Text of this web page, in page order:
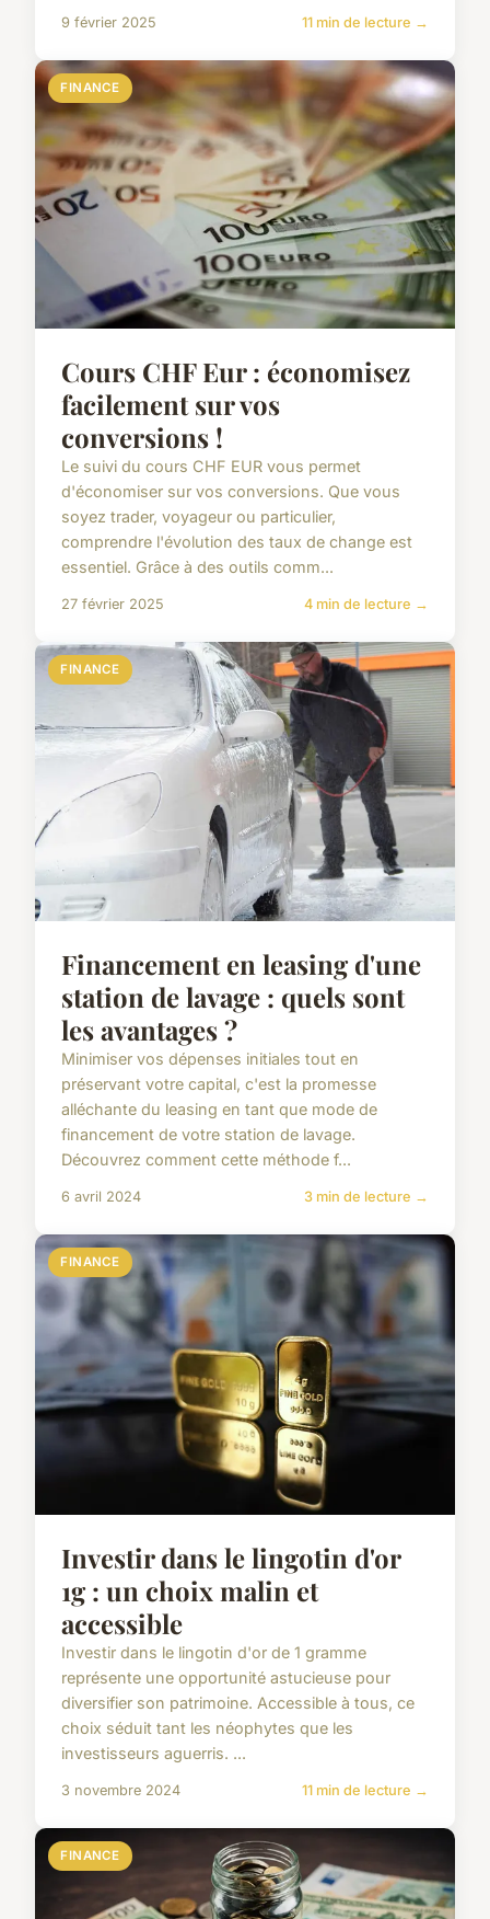
9 février 2025 11 min de lecture →
FINANCE
Cours CHF Eur : économisez
facilement sur vos
conversions !
Le suivi du cours CHF EUR vous permet
d'économiser sur vos conversions. Que vous
soyez trader, voyageur ou particulier,
comprendre l'évolution des taux de change est
essentiel. Grâce à des outils comm...
27 février 2025 4 min de lecture →
FINANCE
Financement en leasing d'une
station de lavage : quels sont
les avantages ?
Minimiser vos dépenses initiales tout en
préservant votre capital, c'est la promesse
alléchante du leasing en tant que mode de
financement de votre station de lavage.
Découvrez comment cette méthode f...
6 avril 2024 3 min de lecture →
FINANCE
Investir dans le lingotin d'or
1g : un choix malin et
accessible
Investir dans le lingotin d'or de 1 gramme
représente une opportunité astucieuse pour
diversifier son patrimoine. Accessible à tous, ce
choix séduit tant les néophytes que les
investisseurs aguerris. ...
3 novembre 2024 11 min de lecture →
FINANCE